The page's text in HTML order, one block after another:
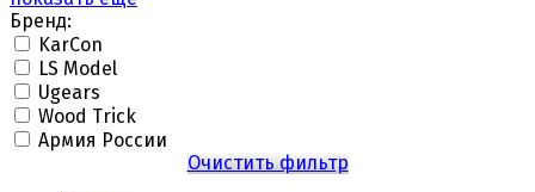
Бренд:
KarCon
LS Model
Ugears
Wood Trick
Армия России
Очистить фильтр